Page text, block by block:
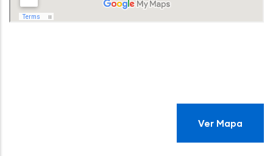
Ver Mapa